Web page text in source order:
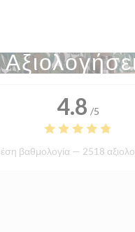
"Μπισκότων" (Cookies)
4.8 /5
βαθμολογία — 2518